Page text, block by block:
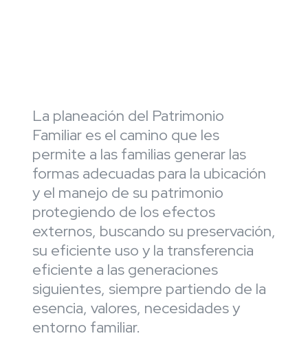
La planeación del Patrimonio
Familiar es el camino que les
permite a las familias generar las
formas adecuadas para la ubicación
y el manejo de su patrimonio
protegiendo de los efectos
externos, buscando su preservación,
su eficiente uso y la transferencia
eficiente a las generaciones
siguientes, siempre partiendo de la
esencia, valores, necesidades y
entorno familiar.